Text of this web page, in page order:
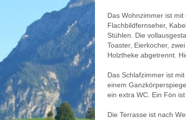
Das Wohnzimmer ist
Flachbildfernseher,
Stühlen. Die
Toaster, Eierkocher,
Holztheke abgetrennt.
Das Schlafzimmer ist
einem
ein extra WC. Ein Fön
Die Terrasse ist nach